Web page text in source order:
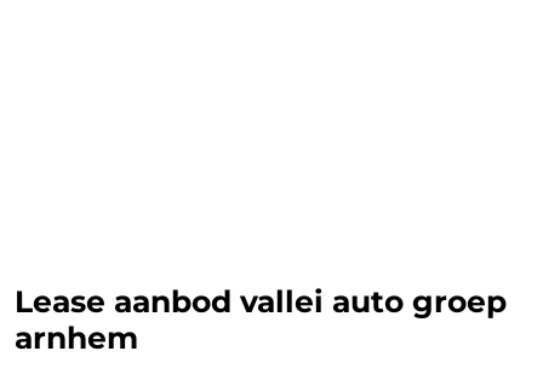
Lease aanbod vallei auto groep
arnhem